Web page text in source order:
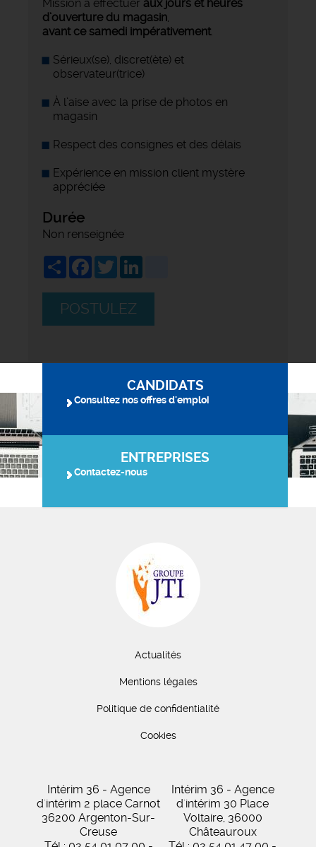
Mission à effectuer aux jours et heures
d’ouverture du magasin,
avant ce samedi impérativement.
Sérieux(se), discret(ète) et
observateur(trice)
À l’aise avec la prise de photos en
magasin
Respect des consignes et des délais
Expérience en mission client mystère
appréciée
Durée
Non renseignée
ShareFacebook
Twitter
POSTULEZ
CANDIDATS
Consultez nos offres d'emploi
ENTREPRISES
Contactez-nous
Actualités
Mentions légales
Politique de confidentialité
Cookies
Intérim 36 - Agence
d'intérim 2 place Carnot
36200 Argenton-Sur-
Creuse
Intérim 36 - Agence
d'intérim 30 Place
Voltaire, 36000
Châteauroux